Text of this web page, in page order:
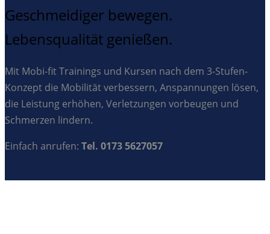
Geschmeidiger bewegen.
Lebensqualität genießen.
Mit Mobi-fit Trainings und Kursen nach dem 3-Stufen-
Konzept die Mobilität verbessern, Anspannungen lösen,
die Leistung erhöhen, Verletzungen vorbeugen und
Schmerzen lindern.
Einfach anrufen: Tel. 0173 5627057